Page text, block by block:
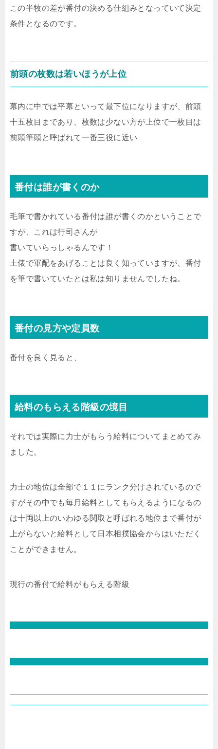
この半牧の差が番付の決める仕組みとなっていて決定
条件となるのです。
前頭の枚数は若いほうが上位
幕内に中では平幕といって最下位になりますが、前頭
十五枚目まであり、枚数は少ない方が上位で一枚目は
前頭筆頭と呼ばれて一番三役に近い
番付は誰が書くのか
毛筆で書かれている番付は誰が書くのかということで
すが、これは行司さんが
書いていらっしゃるんです！
土俵で軍配をあげることは良く知っていますが、番付
を筆で書いていたとは私は知りませんでしたね。
番付の見方や定員数
番付を良く見ると、
給料のもらえる階級の境目
それでは実際に力士がもらう給料についてまとめてみ
ました。
力士の地位は全部で１１にランク分けされているので
すがその中でも毎月給料としてもらえるようになるの
は十両以上のいわゆる関取と呼ばれる地位まで番付が
上がらないと給料として日本相撲協会からはいただく
ことができません。
現行の番付で給料がもらえる階級